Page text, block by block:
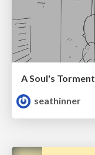
A Soul's Torment
seathinner